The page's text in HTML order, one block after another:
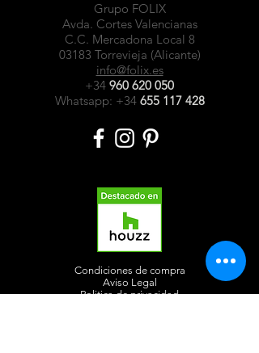
Grupo FOLIX
Avda. Cortes Valencianas
C.C. Mercadona Local 8
03183 Torrevieja (Alicante)
info@folix.es
+34 960 620 050
Whatsapp: +34 655 117 428
Condiciones de compra
Aviso Legal
Politica de privacidad